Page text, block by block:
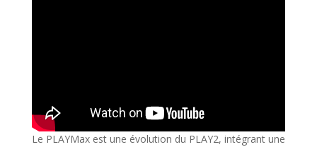
Le PLAYMax est une évolution du PLAY2, intégrant une